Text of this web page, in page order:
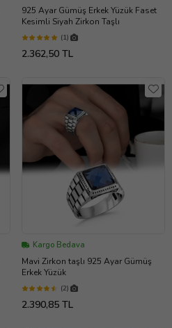
925 Ayar Gümüş Erkek Yüzük Faset
Kesimli Siyah Zirkon Taşlı
(1)
2.362,50 TL
Kargo Bedava
Mavi Zirkon taşlı 925 Ayar Gümüş
Erkek Yüzük
(2)
2.390,85 TL